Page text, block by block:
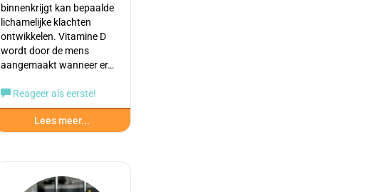
binnenkrijgt kan bepaalde
lichamelijke klachten
ontwikkelen. Vitamine D
wordt door de mens
aangemaakt wanneer er…
Reageer als eerste!
Lees meer...